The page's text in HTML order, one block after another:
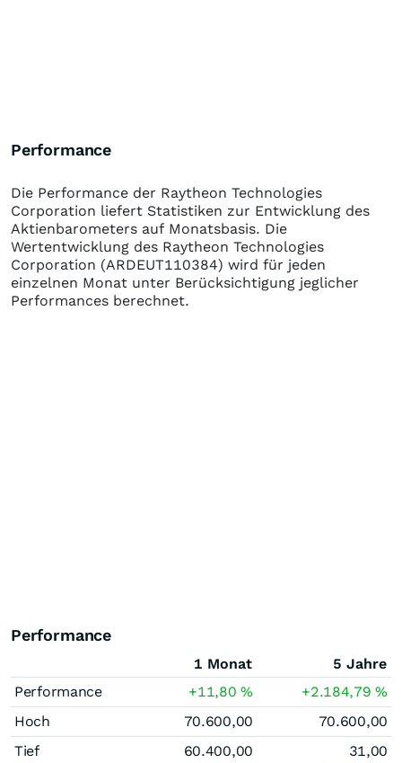
Performance
Die Performance der Raytheon Technologies
Corporation liefert Statistiken zur Entwicklung des
Aktienbarometers auf Monatsbasis. Die
Wertentwicklung des Raytheon Technologies
Corporation (ARDEUT110384) wird für jeden
einzelnen Monat unter Berücksichtigung jeglicher
Performances berechnet.
Performance
1 Monat
5 Jahre
Performance
+11,80% +2.184,79%
Hoch
70.600,00
70.600,00
Tief
60.400,00
31,00